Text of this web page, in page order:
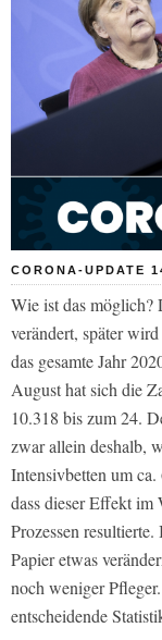
CORONA-UPDATE
Wie ist das möglich?
verändert, später
das gesamte Jahr
August hat sich die
10.318 bis zum 24.
zwar allein deshalb,
Intensivbetten um
dass dieser Effekt im
Prozessen
Papier etwas
noch weniger
entscheidende